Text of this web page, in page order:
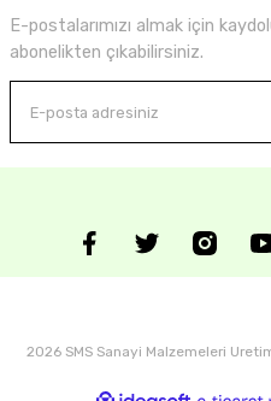
E-postalarımızı almak için
abonelikten çıkabilirsiniz.
2026 SMS Sanayi Malzemeleri Uretim